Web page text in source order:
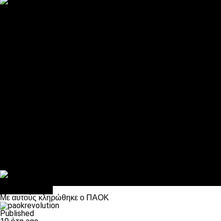
Με αυτούς κληρώθηκε ο ΠΑΟΚ
Published